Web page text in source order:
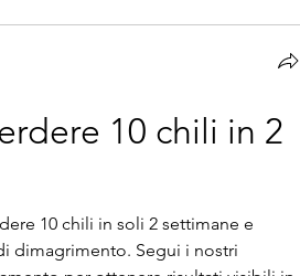
10 chili in 2
10 chili in soli 2 settimane e
dimagrimento. Segui i nostri